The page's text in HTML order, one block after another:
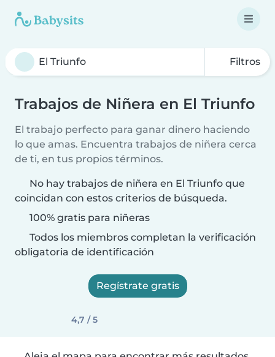
Filtros
Trabajos de Niñera en El Triunfo
El trabajo perfecto para ganar dinero haciendo
lo que amas. Encuentra trabajos de niñera cerca
de ti, en tus propios términos.
No hay trabajos de niñera en El Triunfo que
coincidan con estos criterios de búsqueda.
100% gratis para niñeras
Todos los miembros completan la verificación
obligatoria de identificación
Regístrate gratis
4,7 / 5